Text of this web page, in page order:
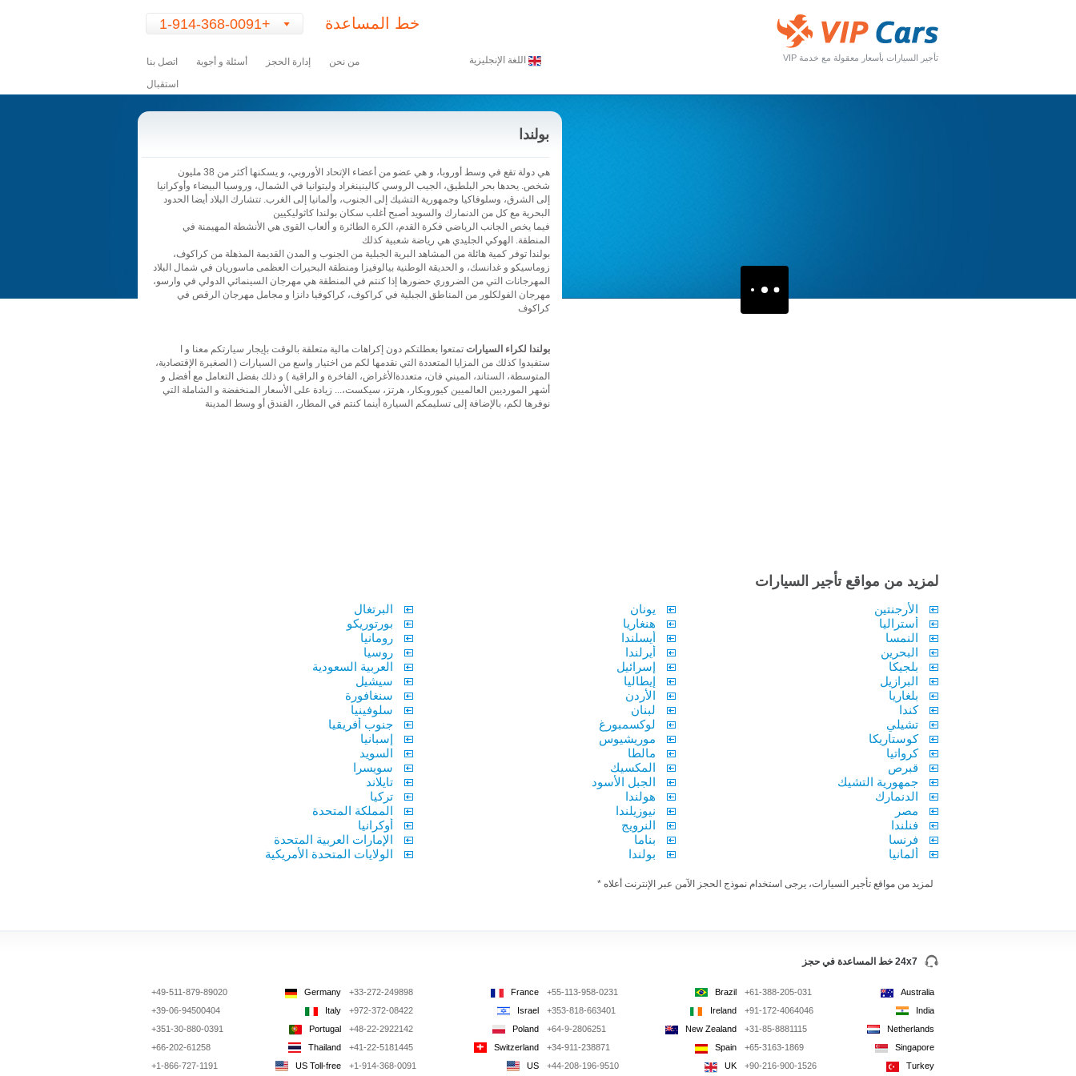
تأجير السيارات بأسعار معقولة مع خدمة VIP
خط المساعدة +1-914-368-0091
Content
for
"arrow_icon"
اتصل بنا أسئلة و أجوبة إدارة الحجز
من نحن
استقبال
اللغة الإنجليزية
بولندا
هي دولة تقع في وسط أوروبا، و هي عضو من أعضاء الإتحاد الأوروبي، و يسكنها أكثر من 38 مليون
شخص. يحدها بحر البلطيق، الجيب الروسي كالينينغراد وليتوانيا في الشمال، وروسيا البيضاء وأوكرانيا
إلى الشرق، وسلوفاكيا وجمهورية التشيك إلى الجنوب، وألمانيا إلى الغرب. تتشارك البلاد أيضا الحدود
البحرية مع كل من الدنمارك والسويد أصبح أغلب سكان بولندا كاثوليكيين
فيما يخص الجانب الرياضي فكرة القدم، الكرة الطائرة و ألعاب القوى هي الأنشطة المهيمنة في
المنطقة. الهوكي الجليدي هي رياضة شعبية كذلك
بولندا توفر كمية هائلة من المشاهد البرية الجبلية من الجنوب و المدن القديمة المذهلة من كراكوف،
زوماسيكو و غدانسك، و الحديقة الوطنية بيالوفيزا ومنطقة البحيرات العظمى ماسوريان في شمال البلاد
المهرجانات التي من الضروري حضورها إذا كنتم في المنطقة هي مهرجان السينمائي الدولي في وارسو،
مهرجان الفولكلور من المناطق الجبلية في كراكوف، كراكوفيا دانزا و مجامل مهرجان الرقص في
كراكوف
بولندا لكراء السيارات تمتعوا بعطلتكم دون إكراهات مالية متعلقة بالوقت بإيجار سيارتكم معنا و ا
ستفيدوا كذلك من المزايا المتعددة التي نقدمها لكم من اختيار واسع من السيارات ( الصغيرة الإقتصادية،
المتوسطة، الستاند، الميني فان، متعددةالأغراض، الفاخرة و الراقية ) و ذلك بفضل التعامل مع أفضل و
أشهر المورديين العالميين كيوروبكار، هرتز، سيكست،... زيادة على الأسعار المنخفضة و الشاملة التي
نوفرها لكم، بالإضافة إلى تسليمكم السيارة أينما كنتم في المطار، الفندق أو وسط المدينة
لمزيد من مواقع تأجير السيارات
الأرجنتين
أستراليا
النمسا
البحرين
بلجيكا
البرازيل
بلغاريا
كندا
تشيلي
كوستاريكا
كرواتيا
قبرص
جمهورية التشيك
الدنمارك
مصر
فنلندا
فرنسا
ألمانيا
يونان
هنغاريا
أيسلندا
أيرلندا
إسرائيل
إيطاليا
الأردن
لبنان
لوكسمبورغ
موريشيوس
مالطا
المكسيك
الجبل الأسود
هولندا
نيوزيلندا
النرويج
بناما
بولندا
البرتغال
بورتوريكو
رومانيا
روسيا
العربية السعودية
سيشيل
سنغافورة
سلوفينيا
جنوب أفريقيا
إسبانيا
السويد
سويسرا
تايلاند
تركيا
المملكة المتحدة
أوكرانيا
الإمارات العربية المتحدة
الولايات المتحدة الأمريكية
لمزيد من مواقع تأجير السيارات، يرجى استخدام نموذج الحجز الآمن عبر الإنترنت أعلاه *
24x7 خط المساعدة في حجز
Australia
+61-388-205-031
Brazil
+55-113-958-0231
France
+33-272-249898
Germany
+49-511-879-89020
India
+91-172-4064046
Ireland
+353-818-663401
Israel
+972-372-08422
Italy
+39-06-94500404
Netherlands
+31-85-8881115
New Zealand
+64-9-2806251
Poland
+48-22-2922142
Portugal
+351-30-880-0391
Singapore
+65-3163-1869
Spain
+34-911-238871
Switzerland
+41-22-5181445
Thailand
+66-202-61258
Turkey
+90-216-900-1526
UK
+44-208-196-9510
US
+1-914-368-0091
US Toll-free
+1-866-727-1191